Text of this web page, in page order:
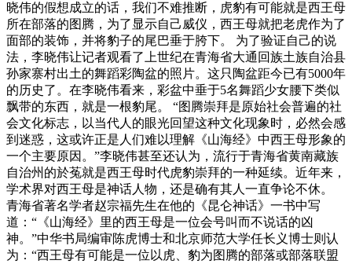
晓伟的假想成立的话，我们不难推断，虎豹有可能就是西王母
所在部落的图腾，为了显示自己威仪，西王母就把老虎作为了
面部的装饰，并将豹子的尾巴垂于胯下。 为了验证自己的说
法，李晓伟让记者观看了上世纪在青海省大通回族土族自治县
孙家寨村出土的舞蹈彩陶盆的照片。这只陶盆距今已有5000年
的历史了。在李晓伟看来，彩盆中垂于5名舞蹈少女腰下类似
飘带的东西，就是一根豹尾。 “图腾崇拜是原始社会普遍的社
会文化标志，以当代人的眼光回望这种文化现象时，必然会感
到迷惑，这或许正是人们难以理解《山海经》中西王母形象的
一个主要原因。”李晓伟甚至还认为，流行于青海省黄南藏族
自治州的於菟就是西王母时代虎豹崇拜的一种延续。近年来，
学术界对西王母是神话人物，还是确有其人一直争论不休。
青海省著名学者赵宗福先生在他的《昆仑神话》一书中写
道：“《山海经》里的西王母是一位会号叫而不说话的凶
神。”中华书局编审陈虎博士和北京师范大学任长义博士则认
为：“西王母有可能是一位以虎、豹为图腾的部落或部落联盟